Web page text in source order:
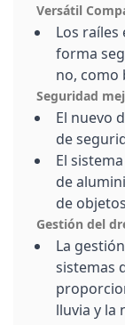
Versátil
Los
forma
no, como
Seguridad
El nuevo
de
El
de
de
Gestión del
La
sistemas
lluvia y la